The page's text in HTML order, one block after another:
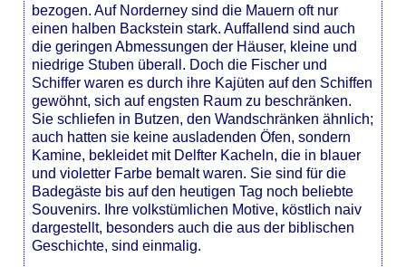
bezogen. Auf Norderney sind die Mauern oft nur
einen halben Backstein stark. Auffallend sind auch
die geringen Abmessungen der Häuser, kleine und
niedrige Stuben überall. Doch die Fischer und
Schiffer waren es durch ihre Kajüten auf den Schiffen
gewöhnt, sich auf engsten Raum zu beschränken.
Sie schliefen in Butzen, den Wandschränken ähnlich;
auch hatten sie keine ausladenden Öfen, sondern
Kamine, bekleidet mit Delfter Kacheln, die in blauer
und violetter Farbe bemalt waren. Sie sind für die
Badegäste bis auf den heutigen Tag noch beliebte
Souvenirs. Ihre volkstümlichen Motive, köstlich naiv
dargestellt, besonders auch die aus der biblischen
Geschichte, sind einmalig.